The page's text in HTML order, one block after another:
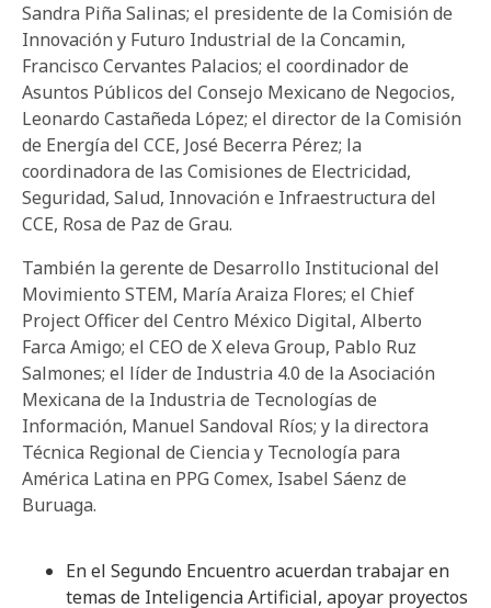
Sandra Piña Salinas; el presidente de la Comisión de
Innovación y Futuro Industrial de la Concamin,
Francisco Cervantes Palacios; el coordinador de
Asuntos Públicos del Consejo Mexicano de Negocios,
Leonardo Castañeda López; el director de la Comisión
de Energía del CCE, José Becerra Pérez; la
coordinadora de las Comisiones de Electricidad,
Seguridad, Salud, Innovación e Infraestructura del
CCE, Rosa de Paz de Grau.
También la gerente de Desarrollo Institucional del
Movimiento STEM, María Araiza Flores; el Chief
Project Officer del Centro México Digital, Alberto
Farca Amigo; el CEO de X eleva Group, Pablo Ruz
Salmones; el líder de Industria 4.0 de la Asociación
Mexicana de la Industria de Tecnologías de
Información, Manuel Sandoval Ríos; y la directora
Técnica Regional de Ciencia y Tecnología para
América Latina en PPG Comex, Isabel Sáenz de
Buruaga.
En el Segundo Encuentro acuerdan trabajar en
temas de Inteligencia Artificial, apoyar proyectos